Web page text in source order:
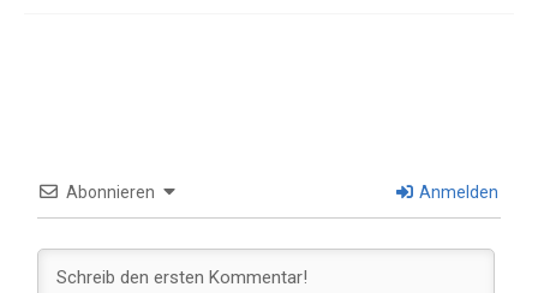
Abonnieren Anmelden